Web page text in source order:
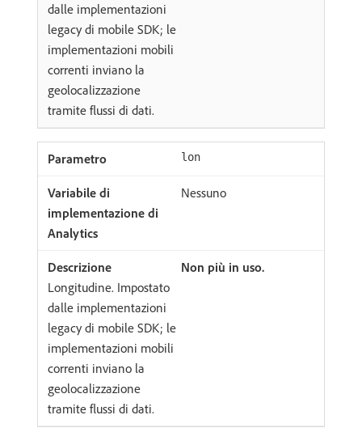
dalle implementazioni
legacy di mobile SDK; le
implementazioni mobili
correnti inviano la
geolocalizzazione
tramite flussi di dati.
lon
Nessuno
Non più in uso.
Longitudine. Impostato
dalle implementazioni
legacy di mobile SDK; le
implementazioni mobili
correnti inviano la
geolocalizzazione
tramite flussi di dati.